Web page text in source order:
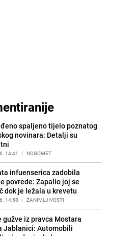
BOSNA I HERCEGOVINA
slastičarne: Rolada od
i kokosa bez pečenja,
desert bez imalo muke
| RECEPTI
makedonskog
Stari recept za kremast i
| RECEPTI
grad na Uni:
spaljeno tijelo poznatog
novinara: Detalji su
14:41 | NOGOMET
infuenserica zadobila
povrede: Zapalio joj se
dok je ležala u krevetu
14:58 | ZANIMLJIVOSTI
gužve iz pravca Mostara
Jablanici: Automobili